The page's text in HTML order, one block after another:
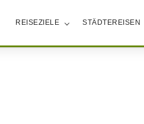
REISEZIELE STÄDTEREISEN